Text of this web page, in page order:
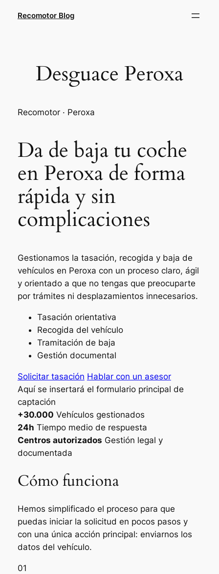
Recomotor Blog
Desguace Peroxa
Recomotor · Peroxa
Da de baja tu coche
en Peroxa de forma
rápida y sin
complicaciones
Gestionamos la tasación, recogida y baja de
vehículos en Peroxa con un proceso claro, ágil
y orientado a que no tengas que preocuparte
por trámites ni desplazamientos innecesarios.
Tasación orientativa
Recogida del vehículo
Tramitación de baja
Gestión documental
Solicitar tasación Hablar con un asesor
Aquí se insertará el formulario principal de
captación
+30.000 Vehículos gestionados
24h Tiempo medio de respuesta
Centros autorizados Gestión legal y
documentada
Cómo funciona
Hemos simplificado el proceso para que
puedas iniciar la solicitud en pocos pasos y
con una única acción principal: enviarnos los
datos del vehículo.
01